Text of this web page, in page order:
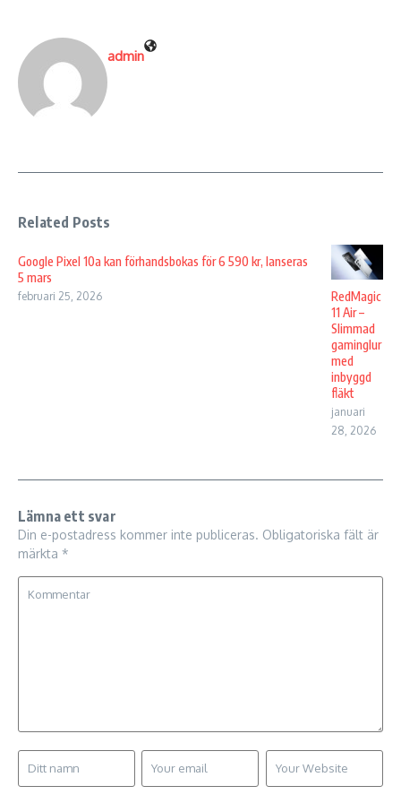
admin
Related Posts
Google Pixel 10a kan förhandsbokas för 6 590 kr, lanseras
5 mars
februari 25, 2026
RedMagic
11 Air –
Slimmad
gaminglur
med
inbyggd
fläkt
januari
28, 2026
Lämna ett svar
Din e-postadress kommer inte publiceras. Obligatoriska fält är
märkta *